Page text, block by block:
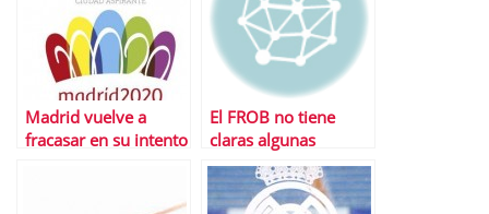
Madrid vuelve a
fracasar en su intento
El FROB no tiene
claras algunas
operaciones de la
banca nacionalizada